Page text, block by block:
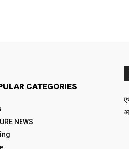
CATEGORIES
NEWS